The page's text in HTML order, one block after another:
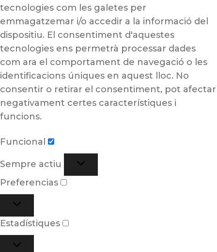
tecnologies com les galetes per
emmagatzemar i/o accedir a la informació del
dispositiu. El consentiment d'aquestes
tecnologies ens permetrà processar dades
com ara el comportament de navegació o les
identificacions úniques en aquest lloc. No
consentir o retirar el consentiment, pot afectar
negativament certes característiques i
funcions.
Funcional
Sempre actiu
Preferencias
Estadístiques